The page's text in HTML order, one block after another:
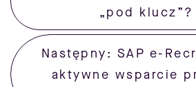
„pod klucz”?
Następny: SAP e-
aktywne wsparcie